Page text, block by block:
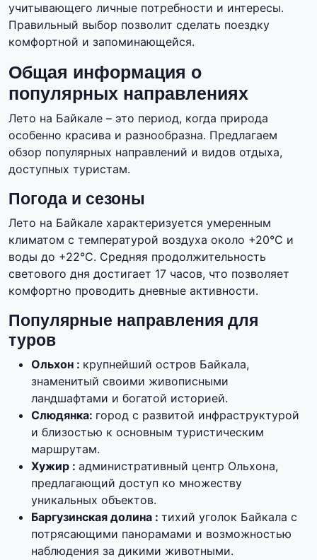
учитывающего личные потребности и интересы.
Правильный выбор позволит сделать поездку
комфортной и запоминающейся.
Общая информация о
популярных направлениях
Лето на Байкале – это период, когда природа
особенно красива и разнообразна. Предлагаем
обзор популярных направлений и видов отдыха,
доступных туристам.
Погода и сезоны
Лето на Байкале характеризуется умеренным
климатом с температурой воздуха около +20°C и
воды до +22°C. Средняя продолжительность
светового дня достигает 17 часов, что позволяет
комфортно проводить дневные активности.
Популярные направления для
туров
Ольхон : крупнейший остров Байкала,
знаменитый своими живописными
ландшафтами и богатой историей.
Слюдянка: город с развитой инфраструктурой
и близостью к основным туристическим
маршрутам.
Хужир : административный центр Ольхона,
предлагающий доступ ко множеству
уникальных объектов.
Баргузинская долина : тихий уголок Байкала с
потрясающими панорамами и возможностью
наблюдения за дикими животными.